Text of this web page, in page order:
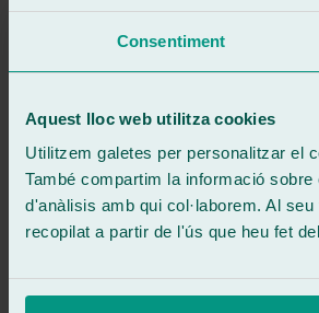
Consentiment
Aquest lloc web utilitza cookies
Utilitzem galetes per personalitzar el
També compartim la informació
d'anàlisis amb qui col·laborem. Al
recopilat a partir de l'ús que heu fet
Sense compromís
ATENCIÓ 24/7 Contacta'ns